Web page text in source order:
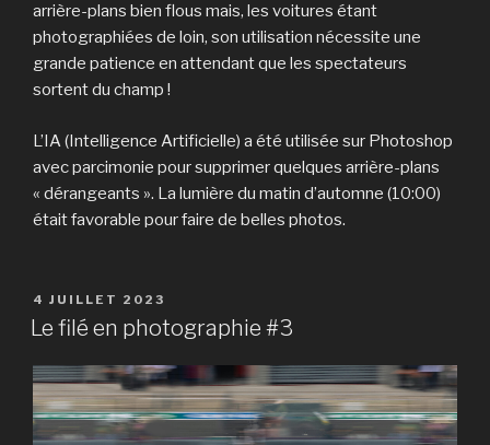
arrière-plans bien flous mais, les voitures étant
photographiées de loin, son utilisation nécessite une
grande patience en attendant que les spectateurs
sortent du champ !
L’IA (Intelligence Artificielle) a été utilisée sur Photoshop
avec parcimonie pour supprimer quelques arrière-plans
« dérangeants ». La lumière du matin d’automne (10:00)
était favorable pour faire de belles photos.
PUBLIÉ
LE
4 JUILLET 2023
Le filé en photographie #3